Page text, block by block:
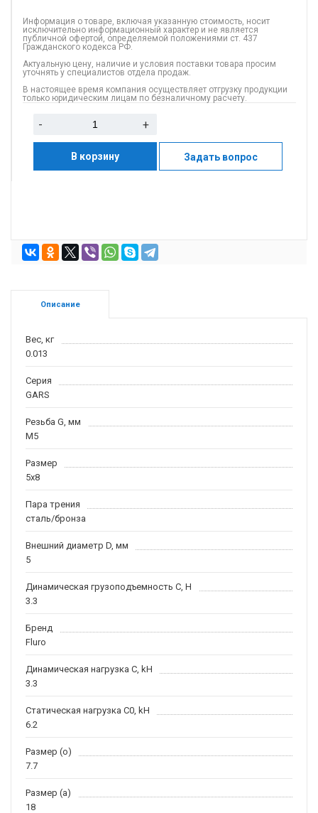
Информация о товаре, включая указанную стоимость, носит
исключительно информационный характер и не является
публичной офертой, определяемой положениями ст. 437
Гражданского кодекса РФ.
Актуальную цену, наличие и условия поставки товара просим
уточнять у специалистов отдела продаж.
В настоящее время компания осуществляет отгрузку продукции
только юридическим лицам по безналичному расчету.
- +
В корзину Задать вопрос
Описание
Вес, кг
0.013
Серия
GARS
Резьба G, мм
M5
Размер
5x8
Пара трения
сталь/бронза
Внешний диаметр D, мм
5
Динамическая грузоподъемность С, H
3.3
Бренд
Fluro
Динамическая нагрузка C, kН
3.3
Статическая нагрузка C0, kH
6.2
Размер (o)
7.7
Размер (a)
18